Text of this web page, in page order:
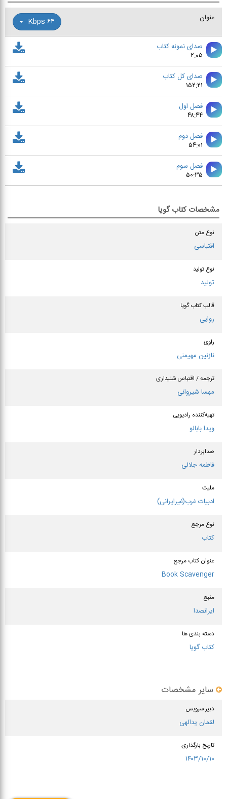
عنوان ۶۴ Kbps
صدای نمونه کتاب
۲:۰۵
صدای کل کتاب
۱۵۲:۲۱
فصل اول
۴۸:۴۴
فصل دوم
۵۴:۰۱
فصل سوم
۵۰:۳۵
مشخصات کتاب گویا
نوع متن
اقتباسی
نوع تولید
تولید
قالب کتاب گویا
روایی
راوی
نازنین مهیمنی
ترجمه / اقتباس شنیداری
مهسا شیروانی
تهیه‌کننده رادیویی
ویدا بابالو
صدابردار
فاطمه جلالی
ملیت
ادبیات غرب(غیرایرانی)
نوع مرجع
کتاب
عنوان كتاب مرجع
Book Scavenger
منبع
ایرانصدا
دسته بندی ها
کتاب گویا
سایر مشخصات
دبیر سرویس
لقمان یدالهی
تاریخ بارگذاری
۱۴۰۳/۱۰/۱۰